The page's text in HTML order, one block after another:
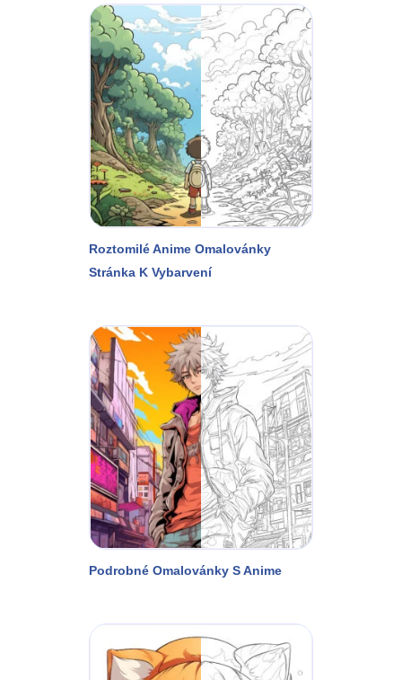
Roztomilé Anime Omalovánky
Stránka K Vybarvení
Podrobné Omalovánky S Anime